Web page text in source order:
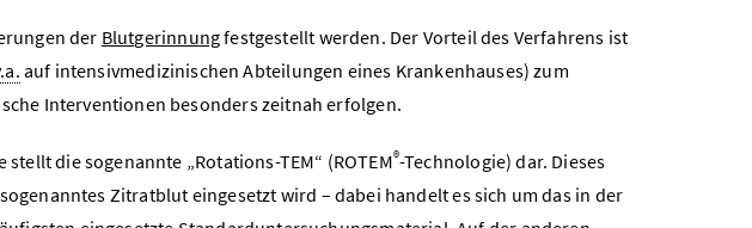
der Blutgerinnungfestgestellt werden. Der Vorteil des Verfahrens ist
auf intensivmedizinischen Abteilungen eines Krankenhauses) zum
Interventionen besonders zeitnah erfolgen.
die sogenannte „Rotations-TEM“ (ROTEM®-Technologie) dar. Dieses
Zitratblut eingesetzt wird – dabei handelt es sich um das in der